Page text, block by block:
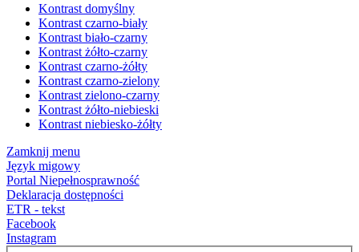
Kontrast domyślny
Kontrast czarno-biały
Kontrast biało-czarny
Kontrast żółto-czarny
Kontrast czarno-żółty
Kontrast czarno-zielony
Kontrast zielono-czarny
Kontrast żółto-niebieski
Kontrast niebiesko-żółty
Zamknij menu
Język migowy
Portal Niepełnosprawność
Deklaracja dostępności
ETR - tekst
Facebook
Instagram